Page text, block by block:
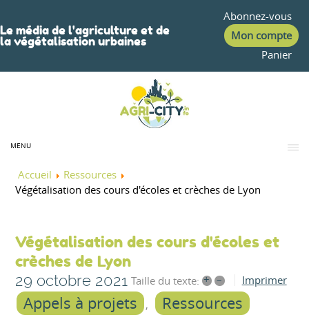
Le média de l'agriculture et de
la végétalisation urbaines
Abonnez-vous
Mon compte
Panier
MENU
Accueil
Ressources
Végétalisation des cours d'écoles et crèches de Lyon
Végétalisation des cours d'écoles et
crèches de Lyon
29 octobre 2021 Taille du texte: + – Imprimer
Appels à projets Ressources